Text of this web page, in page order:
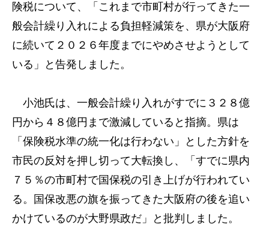
険税について、「これまで市町村が行ってきた一
般会計繰り入れによる負担軽減策を、県が大阪府
に続いて２０２６年度までにやめさせようとして
いる」と告発しました。
小池氏は、一般会計繰り入れがすでに３２８億
円から４８億円まで激減していると指摘。県は
「保険税水準の統一化は行わない」とした方針を
市民の反対を押し切って大転換し、「すでに県内
７５％の市町村で国保税の引き上げが行われてい
る。国保改悪の旗を振ってきた大阪府の後を追い
かけているのが大野県政だ」と批判しました。